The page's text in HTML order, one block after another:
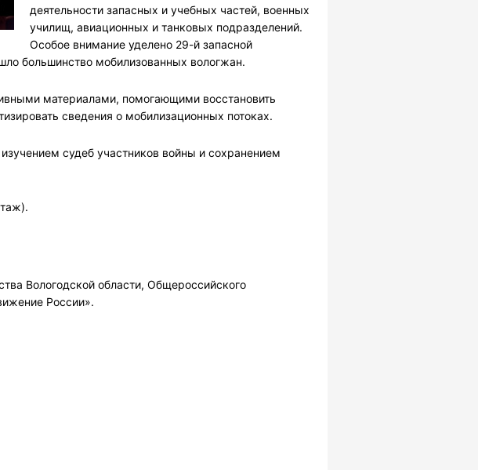
деятельности запасных и учебных частей, военных
училищ, авиационных и танковых подразделений.
Особое внимание уделено 29-й запасной
большинство мобилизованных вологжан.
материалами, помогающими восстановить
сведения о мобилизационных потоках.
судеб участников войны и сохранением
Вологодской области, Общероссийского
России».